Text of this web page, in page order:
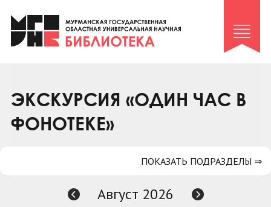
Клуб «Гиря и сельдерей»
Клуб «Семейный архив»
Коллегам
Контакты
ЭКСКУРСИЯ «ОДИН ЧАС В
ФОНОТЕКЕ»
ПОКАЗАТЬ ПОДРАЗДЕЛЫ ⇒
Август 2026